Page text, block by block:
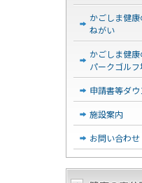
かごしま健
ねがい
かごしま健
パークゴルフ
申請書等ダ
施設案内
お問い合わせ